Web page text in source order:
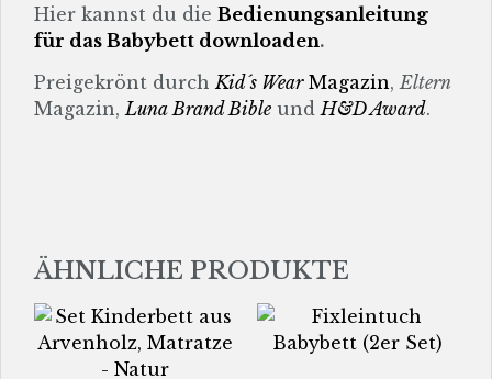
Hier kannst du die Bedienungsanleitung
für das Babybett downloaden.
Preigekrönt durch Kid´s WearMagazin, Eltern
Magazin, Luna Brand Bible und H&D Award.
ÄHNLICHE PRODUKTE